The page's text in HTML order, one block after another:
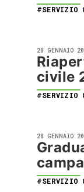
#SERVIZIO
28 GENNAIO
civile
#SERVIZIO
28 GENNAIO
#SERVIZIO